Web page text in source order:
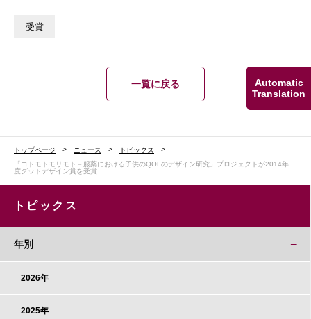
Automatic
Translation
受賞
一覧に戻る
トップページ ニュース
トピックス
「コドモトモリモト－服薬における子供のQOLのデザイン研究」プロジェクトが2014年
度グッドデザイン賞を受賞
トピックス
年別
2026年
2025年